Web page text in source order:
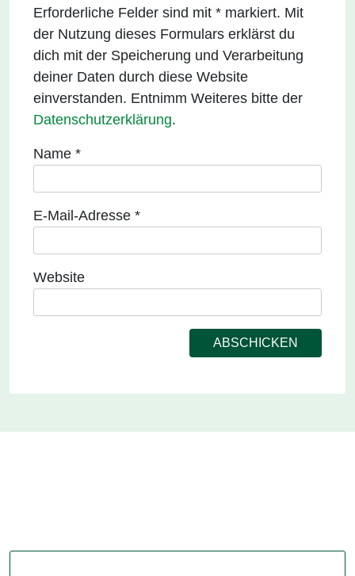
Erforderliche Felder sind mit * markiert. Mit
der Nutzung dieses Formulars erklärst du
dich mit der Speicherung und Verarbeitung
deiner Daten durch diese Website
einverstanden. Entnimm Weiteres bitte der
Datenschutzerklärung.
Name *
E-Mail-Adresse *
Website